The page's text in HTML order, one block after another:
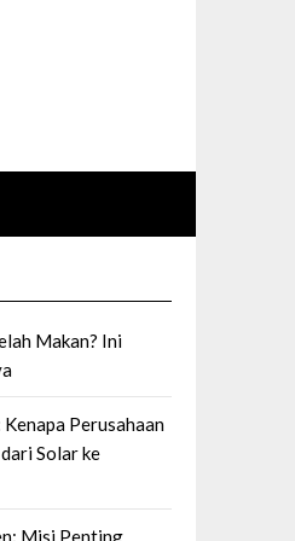
Makan? Ini
Perusahaan
Solar ke
Misi Penting